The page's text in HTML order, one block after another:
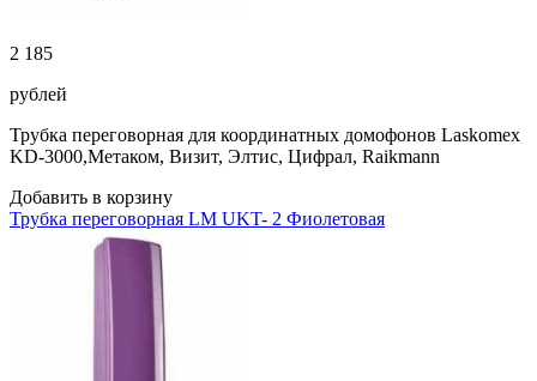
2 185
рублей
Трубка переговорная для координатных домофонов Laskomex
KD-3000,Метаком, Визит, Элтис, Цифрал, Raikmann
Добавить в корзину
Трубка переговорная LM UKT- 2 Фиолетовая